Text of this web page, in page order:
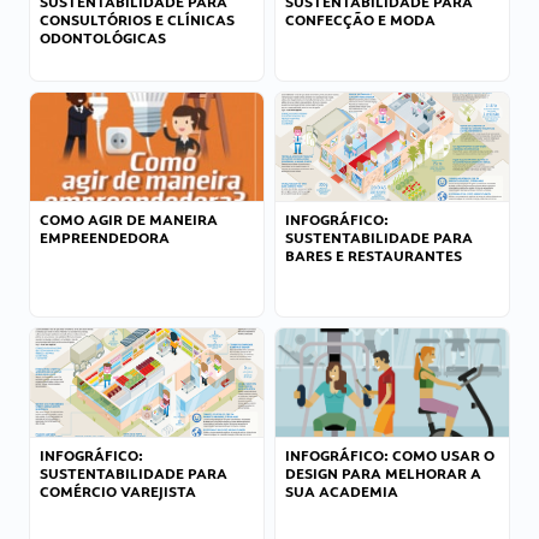
CONSULTÓRIOS E CLÍNICAS
ODONTOLÓGICAS
CONFECÇÃO E MODA
COMO AGIR DE MANEIRA
EMPREENDEDORA
INFOGRÁFICO:
SUSTENTABILIDADE PARA
BARES E RESTAURANTES
INFOGRÁFICO:
SUSTENTABILIDADE PARA
COMÉRCIO VAREJISTA
INFOGRÁFICO: COMO USAR O
DESIGN PARA MELHORAR A
SUA ACADEMIA